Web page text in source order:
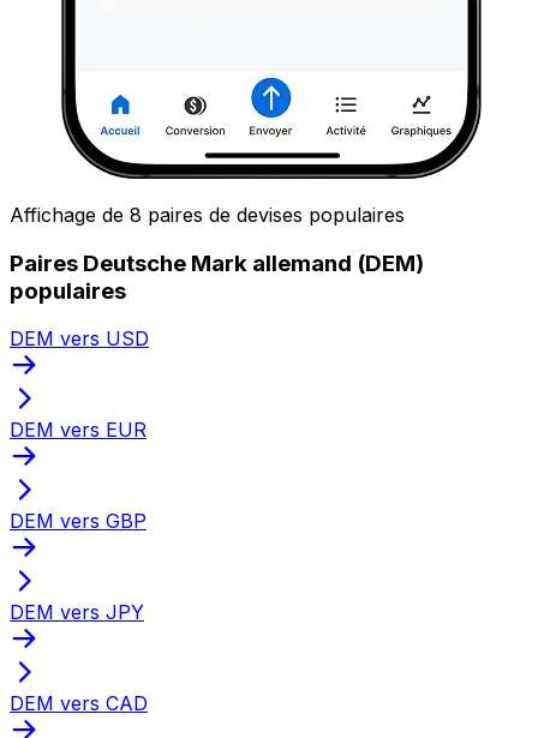
Affichage de 8 paires de devises populaires
Paires Deutsche Mark allemand (DEM)
populaires
DEM vers USD
DEM vers EUR
DEM vers GBP
DEM vers JPY
DEM vers CAD